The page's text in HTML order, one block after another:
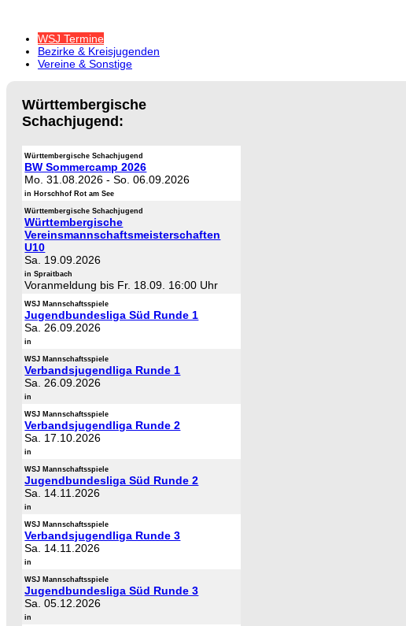
WSJ Termine
Bezirke & Kreisjugenden
Vereine & Sonstige
Württembergische
Schachjugend:
Württembergische Schachjugend
BW Sommercamp 2026
Mo. 31.08.2026 -So. 06.09.2026
in Horschhof Rot am See
Württembergische Schachjugend
Württembergische
Vereinsmannschaftsmeisterschaften
U10
Sa. 19.09.2026
in Spraitbach
Voranmeldung bis Fr. 18.09. 16:00 Uhr
WSJ Mannschaftsspiele
Jugendbundesliga Süd Runde 1
Sa. 26.09.2026
in
WSJ Mannschaftsspiele
Verbandsjugendliga Runde 1
Sa. 26.09.2026
in
WSJ Mannschaftsspiele
Verbandsjugendliga Runde 2
Sa. 17.10.2026
in
WSJ Mannschaftsspiele
Jugendbundesliga Süd Runde 2
Sa. 14.11.2026
in
WSJ Mannschaftsspiele
Verbandsjugendliga Runde 3
Sa. 14.11.2026
in
WSJ Mannschaftsspiele
Jugendbundesliga Süd Runde 3
Sa. 05.12.2026
in